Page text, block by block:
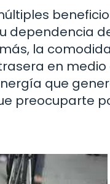
dependencia
la
en
que
preocuparte